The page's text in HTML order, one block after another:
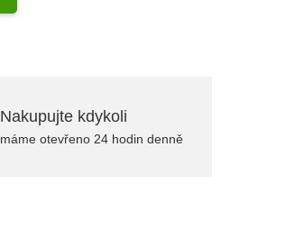
Nakupujte kdykoli
máme otevřeno 24 hodin denně